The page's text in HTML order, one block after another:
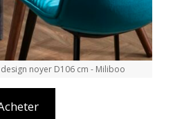
noyer D106 cm - Miliboo